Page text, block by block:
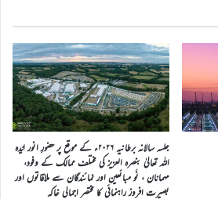
جلسہ سالانہ برطانیہ ۲۰۲۶ء کے موقع پر حضورِ انور ایّدہ
الله تعالیٰ بنصرہ العزیز کی مختلف ممالک کے وفود،
مہمانان ، نَو مبائعین اور نمائندگان سے ملاقاتوں اور
بصیرت افروز راہنمائی کا مختصر اجمالی خاکہ